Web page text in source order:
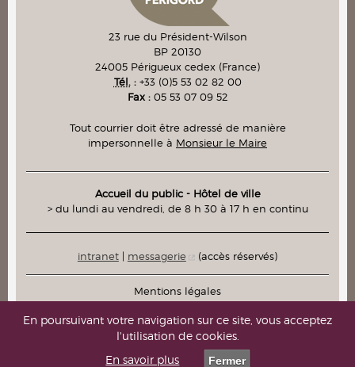
23 rue du Président-Wilson
BP 20130
24005 Périgueux cedex (France)
Tél.: +33 (0)5 53 02 82 00
Fax : 05 53 07 09 52
Tout courrier doit être adressé de manière
impersonnelle à Monsieur le Maire
Accueil du public - Hôtel de ville
> du lundi au vendredi, de 8 h 30 à 17 h en continu
intranet| messagerie (accès réservés)
Mentions légales
Plan du site
Contacts
En poursuivant votre navigation sur ce site, vous acceptez
l'utilisation de cookies.
En savoir plus